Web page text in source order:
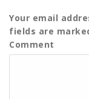
Your email
fields are
Comment